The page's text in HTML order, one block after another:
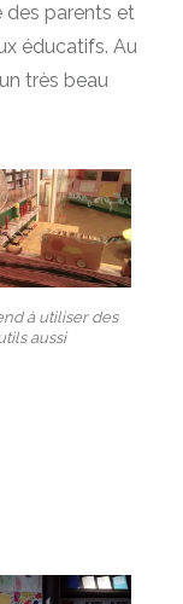
des parents et
éducatifs. Au
très beau
à utiliser des
aussi